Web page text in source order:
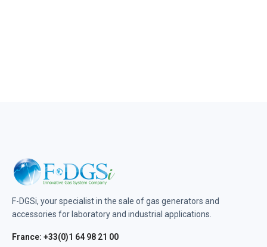
F-DGSi, your specialist in the sale of gas generators and
accessories for laboratory and industrial applications.
France: +33(0)1 64 98 21 00